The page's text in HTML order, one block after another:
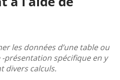
les données d’une table ou
présentation spécifique en y
divers calculs.